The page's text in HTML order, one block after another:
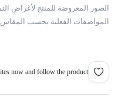
الصور المعروضة للمنتج لأغراض
المواصفات الفعلية بحسب المقاس،
now and follow the product.